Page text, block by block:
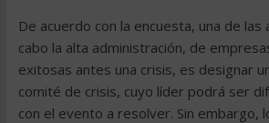
De acuerdo con la encuesta, una de las
cabo la alta administración, de
exitosas antes una crisis, es designar
comité de crisis, cuyo líder podrá ser
con el evento a resolver. Sin embargo,